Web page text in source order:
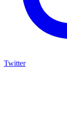
Twitter